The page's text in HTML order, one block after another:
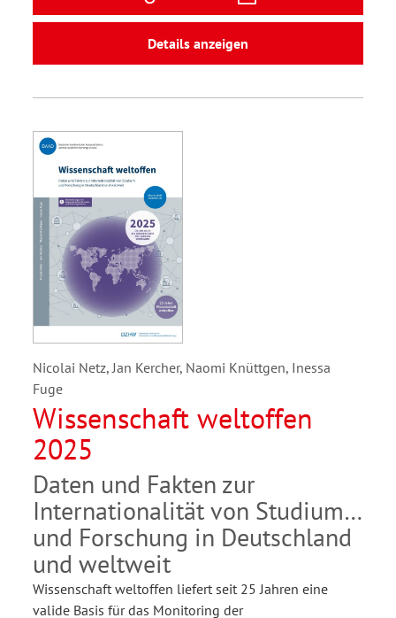
Details anzeigen
Nicolai Netz, Jan Kercher, Naomi Knüttgen, Inessa
Fuge
Wissenschaft weltoffen
2025
Daten und Fakten zur
Internationalität von Studium
und Forschung in Deutschland
und weltweit
Wissenschaft weltoffen liefert seit 25 Jahren eine
valide Basis für das Monitoring der